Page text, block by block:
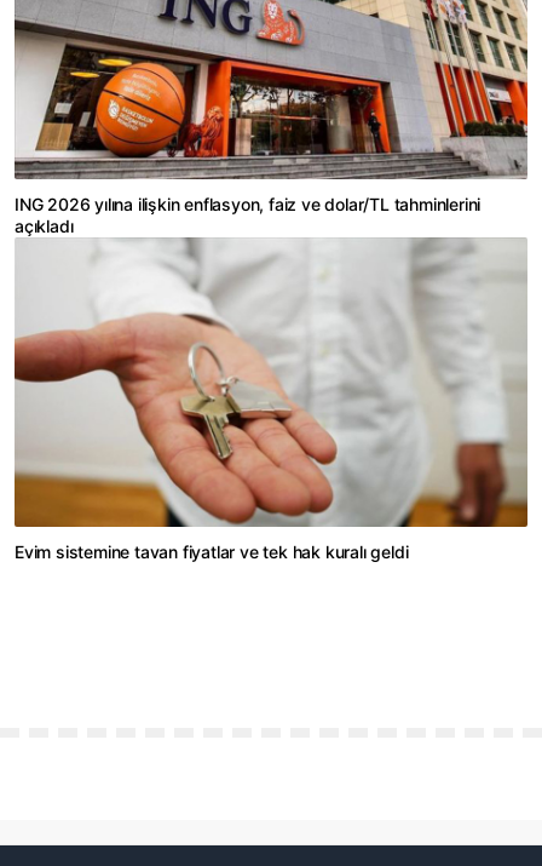
ING 2026 yılına ilişkin enflasyon, faiz ve dolar/TL tahminlerini
açıkladı
Evim sistemine tavan fiyatlar ve tek hak kuralı geldi